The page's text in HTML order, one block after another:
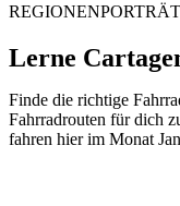
REGIONENPORTRÄT
Lerne
Finde die richtige
Fahrradrouten für dich
fahren hier im Monat